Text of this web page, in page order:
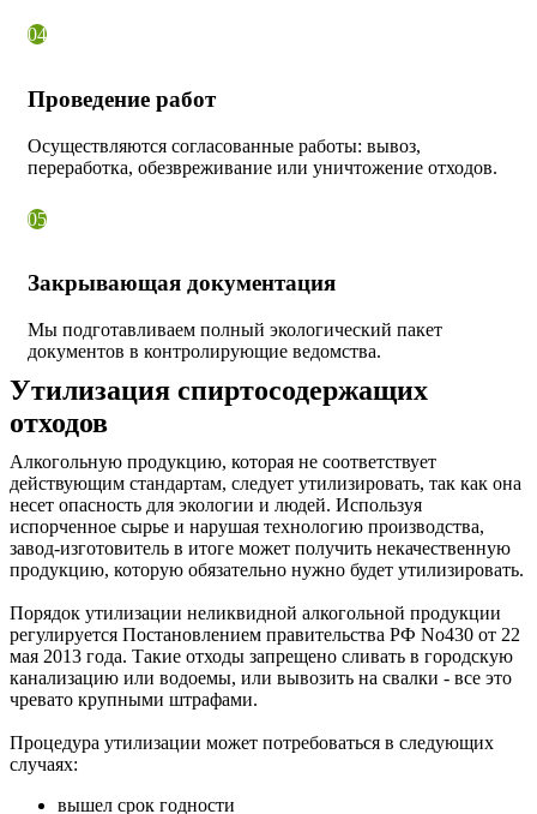
04
Проведение работ
Осуществляются согласованные работы: вывоз,
переработка, обезвреживание или уничтожение отходов.
05
Закрывающая документация
Мы подготавливаем полный экологический пакет
документов в контролирующие ведомства.
Утилизация спиртосодержащих
отходов
Алкогольную продукцию, которая не соответствует
действующим стандартам, следует утилизировать, так как она
несет опасность для экологии и людей. Используя
испорченное сырье и нарушая технологию производства,
завод-изготовитель в итоге может получить некачественную
продукцию, которую обязательно нужно будет утилизировать.
Порядок утилизации неликвидной алкогольной продукции
регулируется Постановлением правительства РФ No430 от 22
мая 2013 года. Такие отходы запрещено сливать в городскую
канализацию или водоемы, или вывозить на свалки - все это
чревато крупными штрафами.
Процедура утилизации может потребоваться в следующих
случаях:
вышел срок годности